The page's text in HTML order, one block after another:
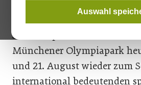
Auswahl
Sommerspielen 1972 wird der
Münchener Olympiapark
und 21. August wieder zum
international bedeutenden